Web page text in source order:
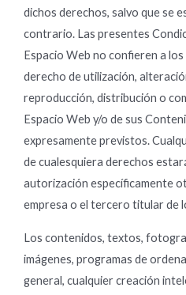
dichos derechos, salvo que se
contrario. Las presentes
Espacio Web no confieren a
derecho de utilización,
reproducción, distribución o
Espacio Web y/o de sus
expresamente previstos.
de cualesquiera derechos
autorización específicamente
empresa o el tercero titular de
Los contenidos, textos,
imágenes, programas de
general, cualquier creación